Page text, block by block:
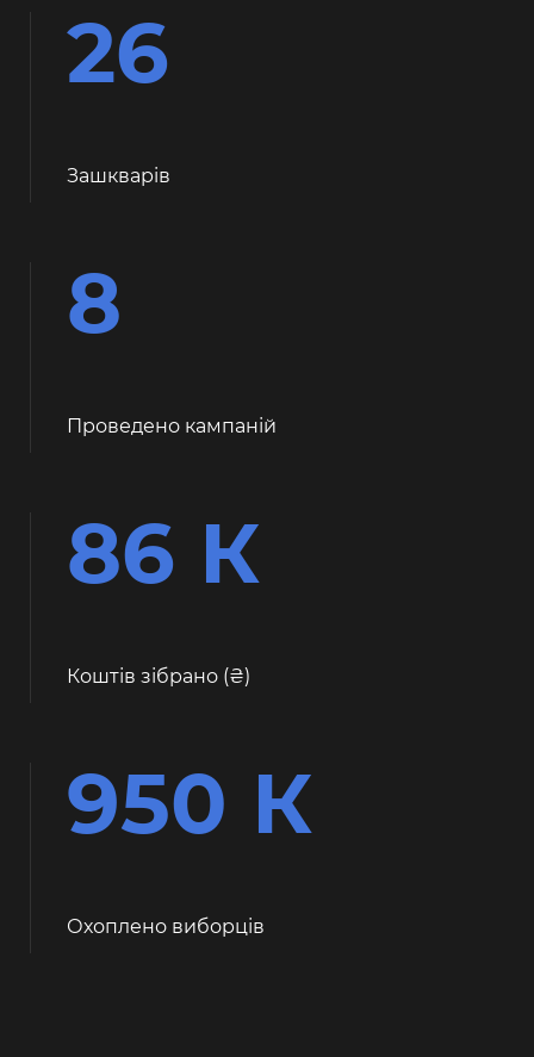
26
Зашкварiв
8
Проведено кампаній
86 К
Коштів зібрано ( )
950 К
Охоплено виборців